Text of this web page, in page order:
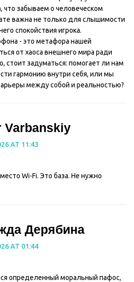
что забываем о человеческом
важна не только для слышимости
спокойствия игрока.
- это метафора нашей
от хаоса внешнего мира ради
стоит задуматься: помогает ли нам
гармонию внутри себя, или мы
между собой и реальностью?
Varbanskiy
AT 11:43
Wi-Fi. Это база. Не нужно
Дерябина
AT 01:44
определенный моральный пафос,